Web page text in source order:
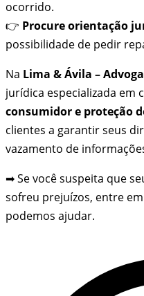
ocorrido.
👉 Procure orientação
possibilidade de pedir
Na Lima & Ávila –
jurídica especializada em
consumidor e proteção
clientes a garantir seus
vazamento de
➡ Se você suspeita que
sofreu prejuízos, entre
podemos ajudar.